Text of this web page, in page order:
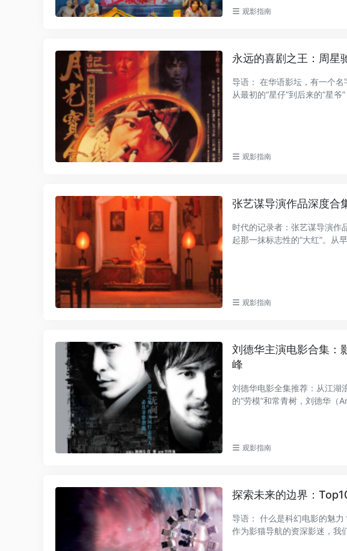
观影指南
永远的喜剧之王：周星
导语： 在华语影坛，有一个
从最初的“星仔”到后来的“星
观影指南
张艺谋导演作品深度合
时代的记录者：张艺谋导演作
起那一抹标志性的“大红”。从
观影指南
刘德华主演电影合集：
峰
刘德华电影全集推荐：从江湖
的“劳模”和常青树，刘德华
观影指南
探索未来的边界：
导语： 什么是科幻电影的魅
作为影猫导航的资深影迷，我